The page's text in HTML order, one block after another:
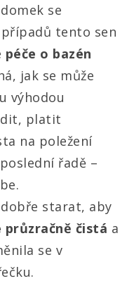
se
tento sen
péče o bazén
jak se může
výhodou
platit
na poležení
řadě –
starat, aby
průzračně čistá a
se v